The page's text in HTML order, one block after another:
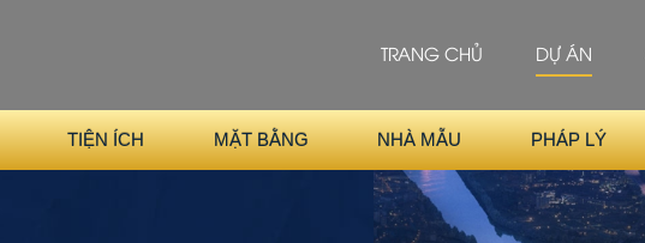
TRANG CHỦ DỰ ÁN
TIỆN ÍCH MẶT BẰNG NHÀ MẪU PHÁP LÝ